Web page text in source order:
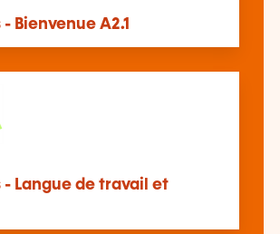
Bienvenue A2.1
- Langue de travail et